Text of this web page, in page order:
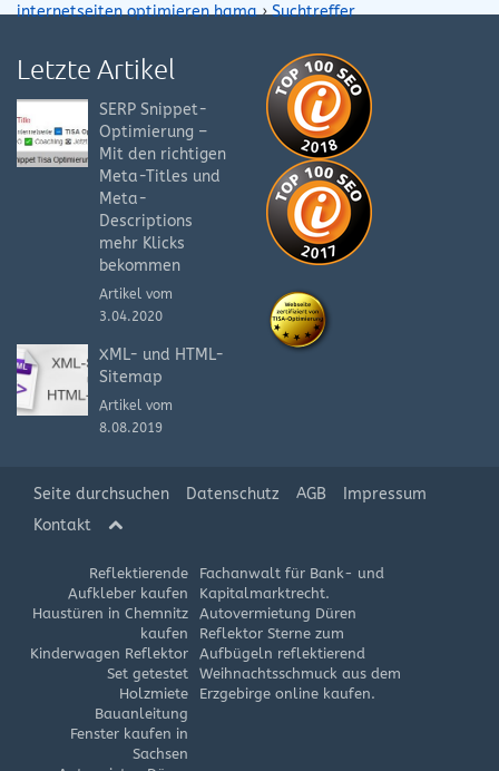
internetseiten optimieren hama›Suchtreffer
Letzte Artikel
SERP Snippet-
Optimierung –
Mit den richtigen
Meta-Titles und
Meta-
Descriptions
mehr Klicks
bekommen
Artikel vom
3.04.2020
XML- und HTML-
Sitemap
Artikel vom
8.08.2019
Seite durchsuchen Datenschutz AGB
Impressum
Kontakt
Reflektierende
Aufkleber kaufen
Haustüren in Chemnitz
kaufen
Kinderwagen Reflektor
Set getestet
Holzmiete
Bauanleitung
Fenster kaufen in
Sachsen
Fachanwalt für Bank- und
Kapitalmarktrecht.
Autovermietung Düren
Reflektor Sterne zum
Aufbügeln reflektierend
Weihnachtsschmuck aus dem
Erzgebirge online kaufen.